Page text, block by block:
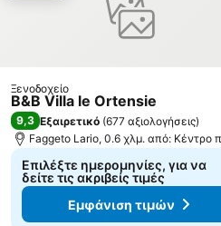
Lima Metro Station
Via Montenapoleone
Loreto Metro Station
Piazza Vecchia
Ξενοδοχείο
B&B Villa le Ortensie
9,3 Εξαιρετικό (677 αξιολογήσεις)
Faggeto Lario, 0.6 χλμ. από: Κέντρο
Επιλέξτε ημερομηνίες, για να
δείτε τις ακριβείς τιμές
Εμφάνιση τιμών